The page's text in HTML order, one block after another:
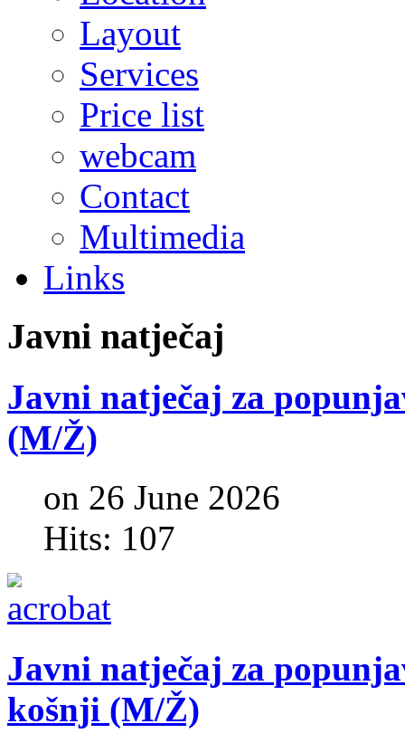
Layout
Services
Price list
webcam
Contact
Multimedia
Links
Javni natječaj
Javni natječaj za
(M/Ž)
on 26 June 2026
Hits: 107
Javni natječaj za
košnji (M/Ž)